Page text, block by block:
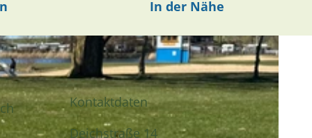
In der Nähe
Kontaktdaten
Deichstraße 14